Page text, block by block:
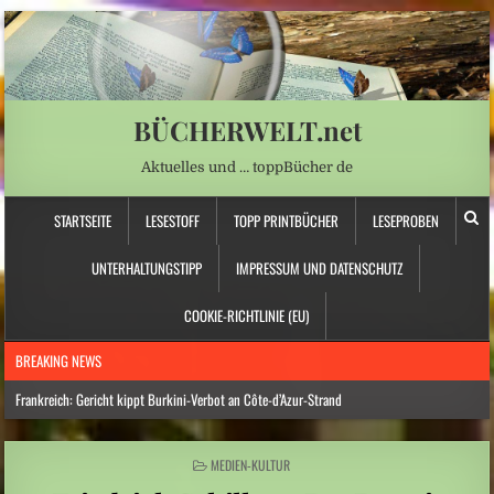
BÜCHERWELT.net
Aktuelles und … toppBücher de
STARTSEITE LESESTOFF TOPP PRINTBÜCHER LESEPROBEN
UNTERHALTUNGSTIPP IMPRESSUM UND DATENSCHUTZ
COOKIE-RICHTLINIE (EU)
BREAKING NEWS
Frankreich: Gericht kippt Burkini-Verbot an Côte-d’Azur-Strand
Hitzewelle: Rekordtief: Rhein-Pegel sinkt in Düsseldorf auf 15 Zentimeter
Österreich: Eine ganz neue Form von Chefsessel
POSTED
MEDIEN-KULTUR